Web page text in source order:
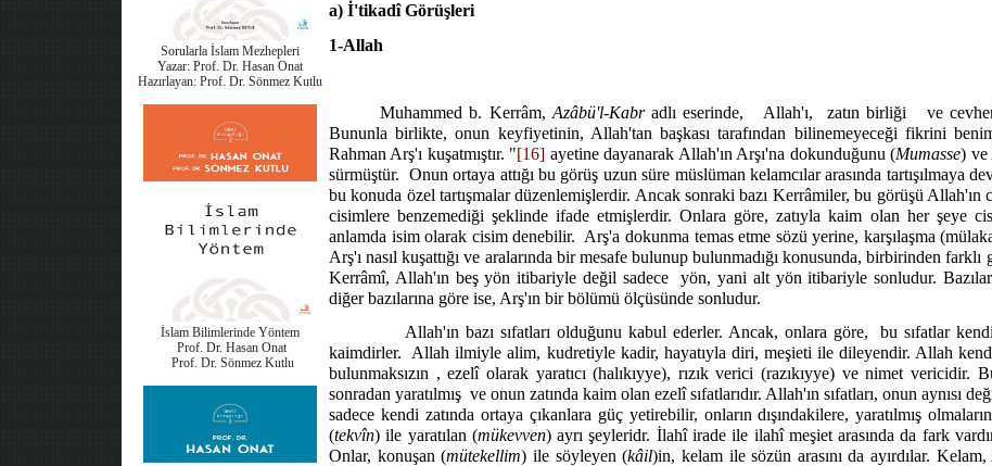
Sorularla İslam Mezhepleri
Yazar: Prof. Dr. Hasan Onat
Hazırlayan: Prof. Dr. Sönmez Kutlu
İslam Bilimlerinde Yöntem
Prof. Dr. Hasan Onat
Prof. Dr. Sönmez Kutlu
a) İ'tikadî Görüşleri
1-Allah
Muhammed b. Kerrâm, Azâbü'l-Kabradlı eserinde, Allah'ı, zatın birliği
ve
Bununla birlikte, onun keyfiyetinin, Allah'tan başkası tarafından bilinemeyeceği fikrini
Rahman Arş'ı kuşatmıştır. "[16] ayetine dayanarak Allah'ın Arşı'na dokunduğunu (Mumasse) ve
sürmüştür. Onun ortaya attığı bu görüş uzun süre müslüman kelamcılar arasında tartışılmaya
bu konuda özel tartışmalar düzenlemişlerdir. Ancak sonraki bazı Kerrâmiler, bu görüşü
cisimlere benzemediği şeklinde ifade etmişlerdir. Onlara göre, zatıyla kaim olan her şeye
anlamda isim olarak cisim denebilir. Arş'a dokunma temas etme sözü yerine, karşılaşma
Arş'ı nasıl kuşattığı ve aralarında bir mesafe bulunup bulunmadığı konusunda, birbirinden
Kerrâmî, Allah'ın beş yön itibariyle değil sadece
yön, yani alt yön itibariyle sonludur.
diğer bazılarına göre ise, Arş'ın bir bölümü ölçüsünde sonludur.
Allah'ın bazı sıfatları olduğunu kabul ederler. Ancak, onlara göre,
bu sıfatlar
kaimdirler.
Allah ilmiyle alim, kudretiyle kadir, hayatıyla diri, meşieti ile dileyendir. Allah
bulunmaksızın , ezelî olarak yaratıcı (halıkıyye), rızık verici (razıkıyye) ve nimet vericidir.
sonradan yaratılmış ve onun zatında kaim olan ezelî sıfatlarıdır. Allah'ın sıfatları, onun aynısı
sadece kendi zatında ortaya çıkanlara güç yetirebilir, onların dışındakilere, yaratılmış
(tekvîn) ile yaratılan (mükevven) ayrı şeyleridr. İlahî irade ile ilahî meşiet arasında da fark
Onlar, konuşan (mütekellim) ile söyleyen (kâil)in, kelam ile sözün arasını da ayırdılar.